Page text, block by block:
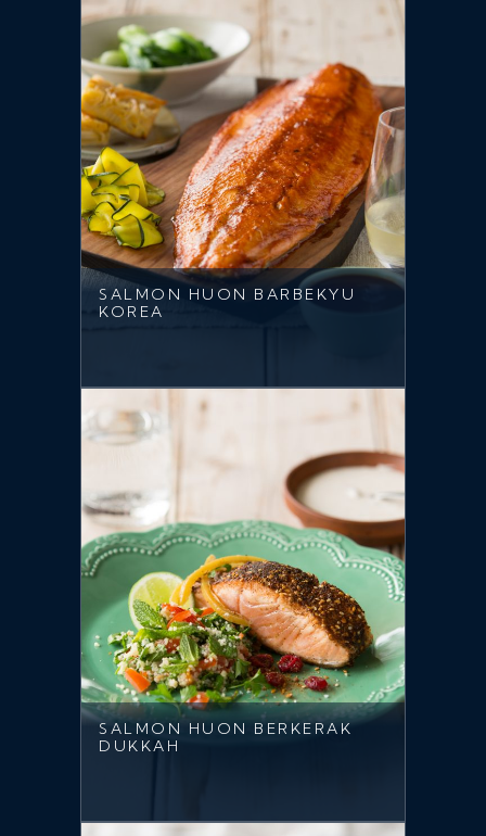
SALMON HUON BARBEKYU
KOREA
SALMON HUON BERKERAK
DUKKAH